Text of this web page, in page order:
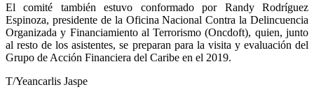
El comité también estuvo conformado por Randy Rodríguez
Espinoza, presidente de la Oficina Nacional Contra la Delincuencia
Organizada y Financiamiento al Terrorismo (Oncdoft), quien, junto
al resto de los asistentes, se preparan para la visita y evaluación del
Grupo de Acción Financiera del Caribe en el 2019.
T/Yeancarlis Jaspe